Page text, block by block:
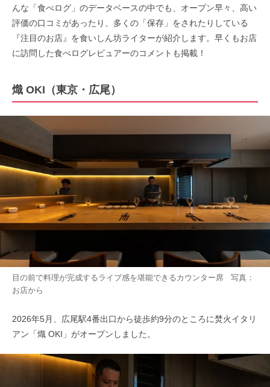
んな「食べログ」のデータベースの中でも、オープン早々、高い
評価の口コミがあったり、多くの「保存」をされたりしている
『注目のお店』を食いしん坊ライターが紹介します。早くもお店
に訪問した食べログレビュアーのコメントも掲載！
熾 OKI（東京・広尾）
目の前で料理が完成するライブ感を堪能できるカウンター席 写真：
お店から
2026年5月、広尾駅4番出口から徒歩約9分のところに焚火イタリ
アン「熾 OKI」がオープンしました。